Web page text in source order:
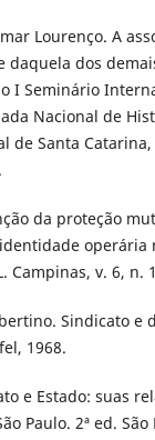
Lourenço. A
dos
I Seminário
Nacional de
de Santa
da proteção
operária
Campinas, v. 6, n.
Sindicato
1968.
e Estado: suas
Paulo. 2ª ed. São